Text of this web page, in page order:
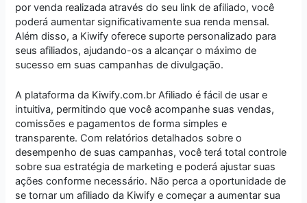
por venda realizada através do seu link de afiliado, você
poderá aumentar significativamente sua renda mensal.
Além disso, a Kiwify oferece suporte personalizado para
seus afiliados, ajudando-os a alcançar o máximo de
sucesso em suas campanhas de divulgação.
A plataforma da Kiwify.com.br Afiliado é fácil de usar e
intuitiva, permitindo que você acompanhe suas vendas,
comissões e pagamentos de forma simples e
transparente. Com relatórios detalhados sobre o
desempenho de suas campanhas, você terá total controle
sobre sua estratégia de marketing e poderá ajustar suas
ações conforme necessário. Não perca a oportunidade de
se tornar um afiliado da Kiwify e começar a aumentar sua